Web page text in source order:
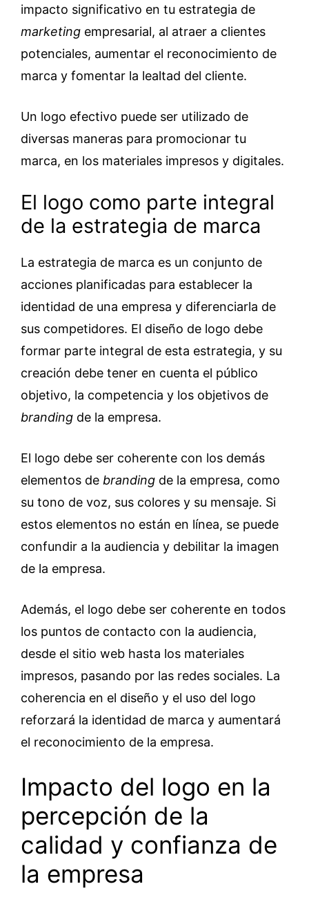
impacto significativo en tu estrategia de
marketing empresarial, al atraer a clientes
potenciales, aumentar el reconocimiento de
marca y fomentar la lealtad del cliente.
Un logo efectivo puede ser utilizado de
diversas maneras para promocionar tu
marca, en los materiales impresos y digitales.
El logo como parte integral
de la estrategia de marca
La estrategia de marca es un conjunto de
acciones planificadas para establecer la
identidad de una empresa y diferenciarla de
sus competidores. El diseño de logo debe
formar parte integral de esta estrategia, y su
creación debe tener en cuenta el público
objetivo, la competencia y los objetivos de
branding de la empresa.
El logo debe ser coherente con los demás
elementos de branding de la empresa, como
su tono de voz, sus colores y su mensaje. Si
estos elementos no están en línea, se puede
confundir a la audiencia y debilitar la imagen
de la empresa.
Además, el logo debe ser coherente en todos
los puntos de contacto con la audiencia,
desde el sitio web hasta los materiales
impresos, pasando por las redes sociales. La
coherencia en el diseño y el uso del logo
reforzará la identidad de marca y aumentará
el reconocimiento de la empresa.
Impacto del logo en la
percepción de la
calidad y confianza de
la empresa